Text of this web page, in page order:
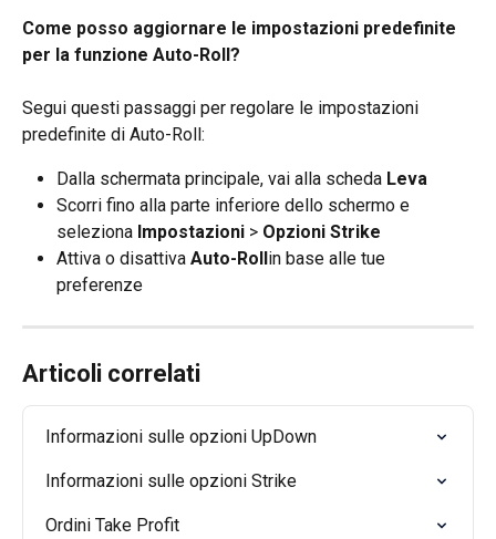
Come posso aggiornare le impostazioni predefinite
per la funzione Auto-Roll?
Segui questi passaggi per regolare le impostazioni
predefinite di Auto-Roll:
Dalla schermata principale, vai alla scheda Leva
Scorri fino alla parte inferiore dello schermo e
seleziona Impostazioni > Opzioni Strike
Attiva o disattiva Auto-Roll in base alle tue
preferenze
Articoli correlati
Informazioni sulle opzioni UpDown
Informazioni sulle opzioni Strike
Ordini Take Profit